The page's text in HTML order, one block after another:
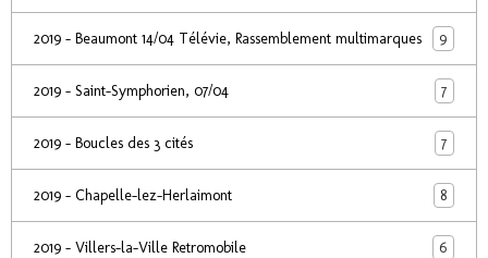
2019 - Beaumont 14/04 Télévie, Rassemblement multimarques 9
2019 - Saint-Symphorien, 07/04 7
2019 - Boucles des 3 cités 7
2019 - Chapelle-lez-Herlaimont 8
2019 - Villers-la-Ville Retromobile 6